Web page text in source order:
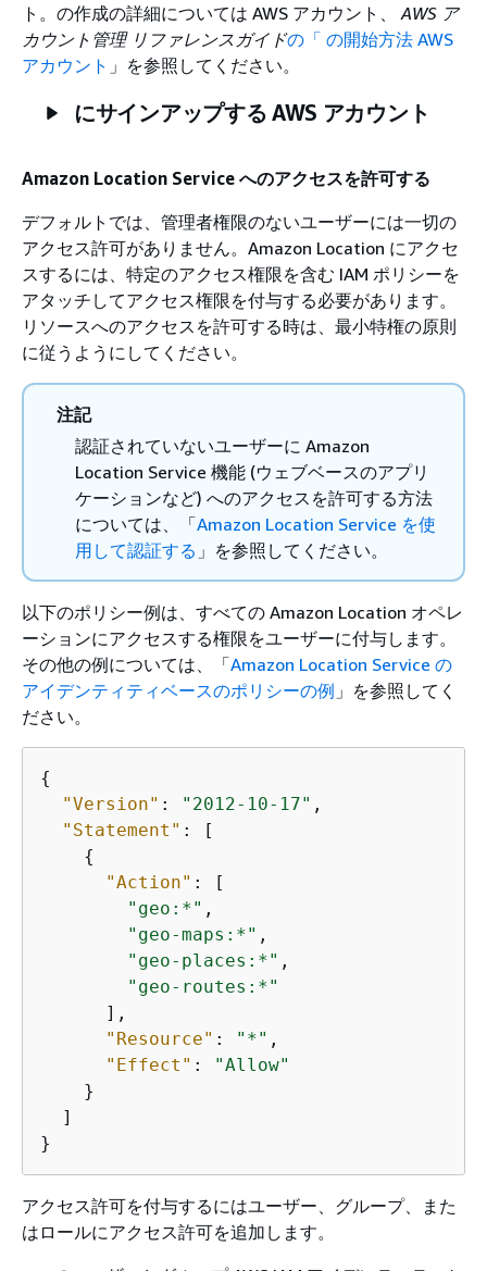
ト。の作成の詳細については AWS アカウント、AWS ア
カウント管理 リファレンスガイドの「 の開始方法 AWS
アカウント 」を参照してください。
にサインアップする AWS アカウント
Amazon Location Service へのアクセスを許可する
デフォルトでは、管理者権限のないユーザーには一切の
アクセス許可がありません。Amazon Location にアクセ
スするには、特定のアクセス権限を含む IAM ポリシーを
アタッチしてアクセス権限を付与する必要があります。
リソースへのアクセスを許可する時は、最小特権の原則
に従うようにしてください。
注記
認証されていないユーザーに Amazon
Location Service 機能 (ウェブベースのアプリ
ケーションなど) へのアクセスを許可する方法
については、「Amazon Location Service を使
用して認証する 」を参照してください。
以下のポリシー例は、すべての Amazon Location オペレ
ーションにアクセスする権限をユーザーに付与します。
その他の例については、「Amazon Location Service の
アイデンティティベースのポリシーの例 」を参照してく
ださい。
{
"Version" : "2012-10-17" ,
"Statement" : [
{
"Action" : [
"geo:*" ,
"geo-maps:*" ,
"geo-places:*" ,
"geo-routes:*"
      ],
"Resource" : "*" ,
"Effect" :
"Allow"
    }
  ]
}
アクセス許可を付与するにはユーザー、グループ、また
はロールにアクセス許可を追加します。